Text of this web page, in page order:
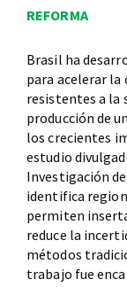
REFORMA
Brasil ha
para acelerar la
resistentes a la
producción de
los crecientes
estudio
Investigación
identifica
permiten
reduce la
métodos
trabajo fue